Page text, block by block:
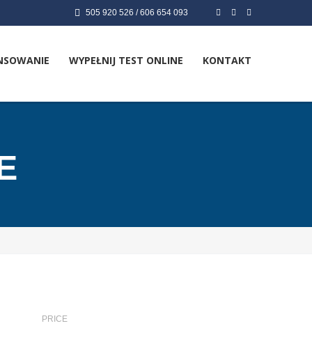
505 920 526 / 606 654 093
WYPEŁNIJ TEST ONLINE KONTAKT
PRICE